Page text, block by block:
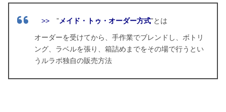
>> ” メイド・トゥ・オーダー方式”とは
オーダーを受けてから、手作業でブレンドし、ボトリ
ング、ラベルを張り、箱詰めまでをその場で行うとい
うルラボ独自の販売方法